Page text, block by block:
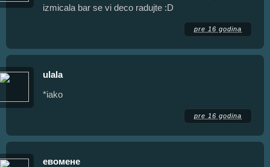
izmicala bar se vi deco radujte :D
pre 16 godina
ulala
*iako
pre 16 godina
евомене